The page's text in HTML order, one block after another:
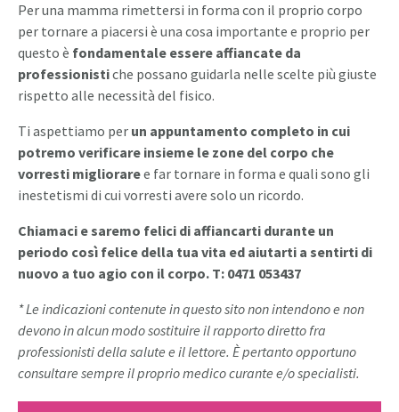
Per una mamma rimettersi in forma con il proprio corpo
per tornare a piacersi è una cosa importante e proprio per
questo è fondamentale essere affiancate da
professionistiche possano guidarla nelle scelte più giuste
rispetto alle necessità del fisico.
Ti aspettiamo per un appuntamento completo in cui
potremo verificare insieme le zone del corpo che
vorresti miglioraree far tornare in forma e quali sono gli
inestetismi di cui vorresti avere solo un ricordo.
Chiamaci e saremo felici di affiancarti durante un
periodo così felice della tua vita ed aiutarti a sentirti di
nuovo a tuo agio con il corpo. T: 0471 053437
* Le indicazioni contenute in questo sito non intendono e non
devono in alcun modo sostituire il rapporto diretto fra
professionisti della salute e il lettore. È pertanto opportuno
consultare sempre il proprio medico curante e/o specialisti.